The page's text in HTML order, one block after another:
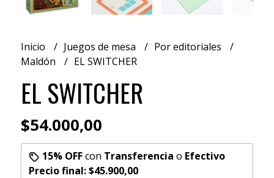
Inicio Juegos de mesa
Por editoriales
Maldón
EL SWITCHER
EL SWITCHER
$54.000,00
15% OFFcon Transferencia o Efectivo
Precio final:$45.900,00